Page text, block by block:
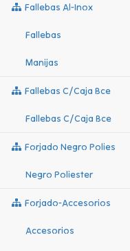
Fallebas Al-Inox
Fallebas
Manijas
Fallebas C/caja Bce
Fallebas C/caja Bce
Forjado Negro Polies
Negro Poliester
Forjado-Accesorios
Accesorios